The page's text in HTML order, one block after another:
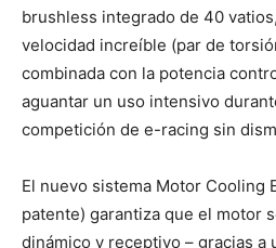
brushless integrado de 40
velocidad increíble (par de
combinada con la potencia
aguantar un uso intensivo
competición de e-racing sin
El nuevo sistema Motor Cooling
patente) garantiza que el motor
dinámico y receptivo – gracias a